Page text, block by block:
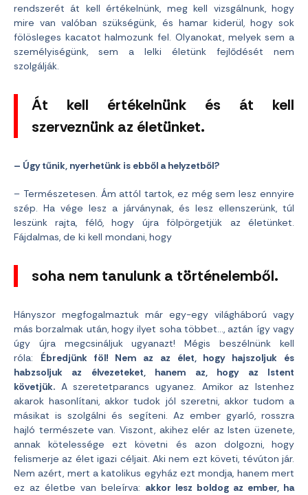
rendszerét át kell értékelnünk, meg kell vizsgálnunk, hogy
mire van valóban szükségünk, és hamar kiderül, hogy sok
fölösleges kacatot halmozunk fel. Olyanokat, melyek sem a
személyiségünk, sem a lelki életünk fejlődését nem
szolgálják.
Át kell értékelnünk és át kell
szerveznünk az életünket.
– Úgy tűnik, nyerhetünk is ebből a helyzetből?
– Természetesen. Ám attól tartok, ez még sem lesz ennyire
szép. Ha vége lesz a járványnak, és lesz ellenszerünk, túl
leszünk rajta, félő, hogy újra fölpörgetjük az életünket.
Fájdalmas, de ki kell mondani, hogy
soha nem tanulunk a történelemből.
Hányszor megfogalmaztuk már egy-egy világháború vagy
más borzalmak után, hogy ilyet soha többet…, aztán így vagy
úgy újra megcsináljuk ugyanazt! Mégis beszélnünk kell
róla: Ébredjünk föl! Nem az az élet, hogy hajszoljuk és
habzsoljuk az élvezeteket, hanem az, hogy az Istent
követjük. A szeretetparancs ugyanez. Amikor az Istenhez
akarok hasonlítani, akkor tudok jól szeretni, akkor tudom a
másikat is szolgálni és segíteni. Az ember gyarló, rosszra
hajló természete van. Viszont, akihez elér az Isten üzenete,
annak kötelessége ezt követni és azon dolgozni, hogy
felismerje az élet igazi céljait. Aki nem ezt követi, tévúton jár.
Nem azért, mert a katolikus egyház ezt mondja, hanem mert
ez az életbe van beleírva: akkor lesz boldog az ember, ha